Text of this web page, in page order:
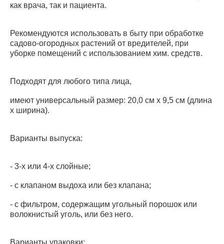
как врача, так и пациента.
Рекомендуются использовать в быту при обработке
садово-огородных растений от вредителей, при
уборке помещений с использованием хим. средств.
Подходят для любого типа лица,
имеют универсальный размер: 20,0 см х 9,5 см (длина
х ширина).
Варианты выпуска:
- 3-х или 4-х слойные;
- с клапаном выдоха или без клапана;
- с фильтром, содержащим угольный порошок или
волокнистый уголь, или без него.
Варианты упаковки: